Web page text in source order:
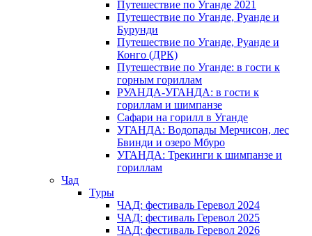
Путешествие по Уганде 2021
Путешествие по Уганде, Руанде и
Бурунди
Путешествие по Уганде, Руанде и
Конго (ДРК)
Путешествие по Уганде: в гости к
горным гориллам
РУАНДА-УГАНДА: в гости к
гориллам и шимпанзе
Сафари на горилл в Уганде
УГАНДА: Водопады Мерчисон, лес
Бвинди и озеро Мбуро
УГАНДА: Трекинги к шимпанзе и
гориллам
Чад
Туры
ЧАД: фестиваль Геревол 2024
ЧАД: фестиваль Геревол 2025
ЧАД: фестиваль Геревол 2026